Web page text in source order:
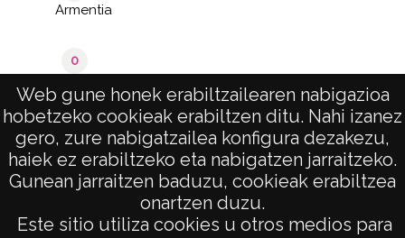
Web gune honek erabiltzailearen nabigazioa
hobetzeko cookieak erabiltzen ditu. Nahi izanez
gero, zure nabigatzailea konfigura dezakezu,
haiek ez erabiltzeko eta nabigatzen jarraitzeko.
Gunean jarraitzen baduzu, cookieak erabiltzea
onartzen duzu.
Este sitio utiliza cookies u otros medios para
Armentia
0
de 1
páginas
1–2 de 2
results
AVISO LEGAL